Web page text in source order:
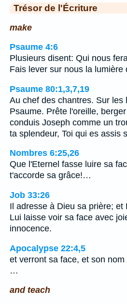
Trésor de l'Écriture
make
Psaume 4:6
Plusieurs disent: Qui nous
Fais lever sur nous la lumière
Psaume 80:1,3,7,19
Au chef des chantres. Sur les
Psaume. Prête l'oreille,
conduis Joseph comme un
ta splendeur, Toi qui es assis
Nombres 6:25,26
Que l'Eternel fasse luire sa
t'accorde sa grâce!…
Job 33:26
Il adresse à Dieu sa prière; et
Lui laisse voir sa face avec
innocence.
Apocalypse 22:4,5
et verront sa face, et son
…
and teach